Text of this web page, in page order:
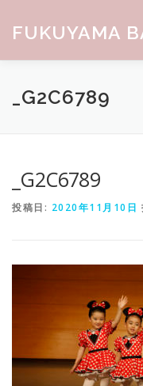
FUKUYAMA
HOME ABOUT
_G2C6789
_G2C6789
投稿日: 2020年11月10日